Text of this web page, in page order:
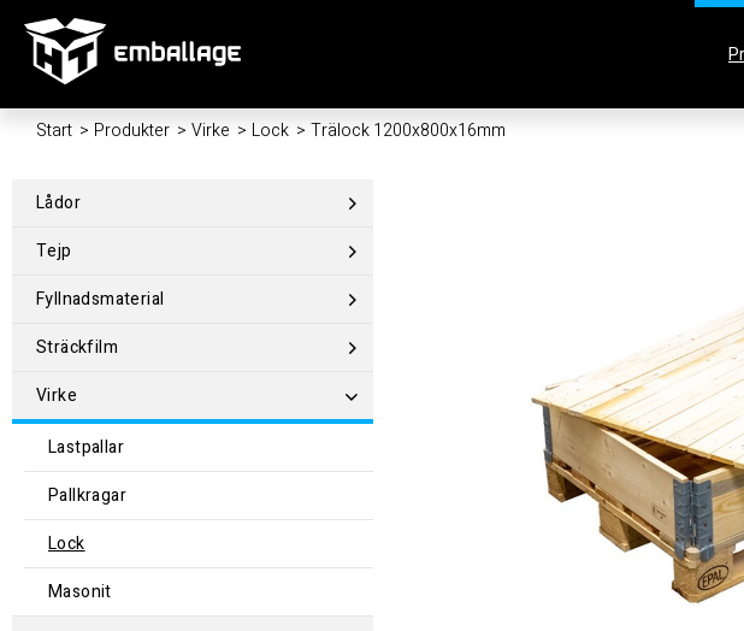
Start / Produkter / Virke / Lock / Trälock 1200x800x16mm
Lådor
Tejp
Fyllnadsmaterial
Sträckfilm
Virke
Lastpallar
Pallkragar
Lock
Masonit